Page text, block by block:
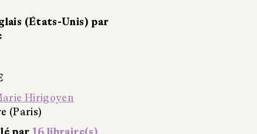
(États-Unis) par
Hirigoyen
(Paris)
par 16 libraire(s)